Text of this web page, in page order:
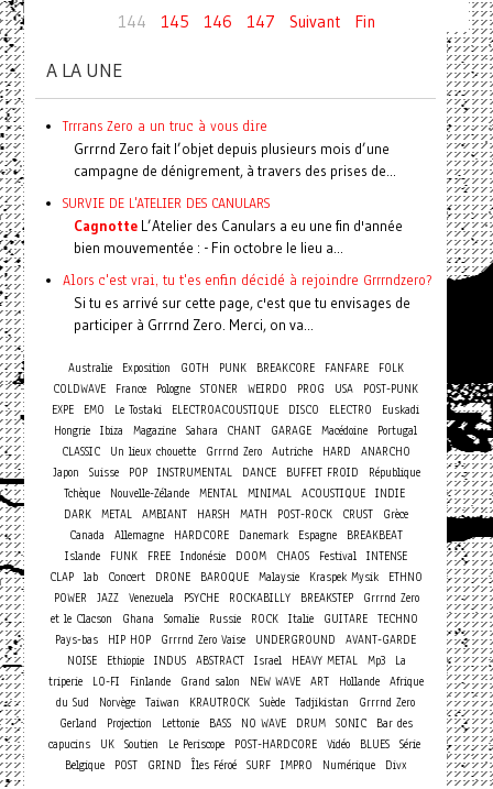
144
145 146 147 Suivant Fin
A LA UNE
Trrrans Zero a un truc à vous dire
Grrrnd Zero fait l’objet depuis plusieurs mois d’une
campagne de dénigrement, à travers des prises de...
SURVIE DE L'ATELIER DES CANULARS
CagnotteL’Atelier des Canulars a eu une fin d'année
bien mouvementée : - Fin octobre le lieu a...
Alors c'est vrai, tu t'es enfin décidé à rejoindre Grrrndzero?
Si tu es arrivé sur cette page, c'est que tu envisages de
participer à Grrrnd Zero. Merci, on va...
Australie Exposition GOTH PUNK BREAKCORE FANFARE
FOLK
COLDWAVE
France Pologne STONER WEIRDO PROG USA
POST-PUNK
EXPE
EMO Le Tostaki ELECTROACOUSTIQUE DISCO ELECTRO
Euskadi
Hongrie Ibiza Magazine Sahara CHANT GARAGE Macédoine
Portugal
CLASSIC
Un lieux chouette Grrrnd Zero Autriche HARD
ANARCHO
Japon
Suisse POP INSTRUMENTAL DANCE BUFFET FROID
République
Tchèque
Nouvelle-Zélande MENTAL MINIMAL ACOUSTIQUE INDIE
DARK
METAL AMBIANT HARSH MATH POST-ROCK CRUST
Grèce
Canada
Allemagne HARDCORE Danemark Espagne
BREAKBEAT
Islande
FUNK FREE Indonésie DOOM CHAOS Festival
INTENSE
CLAP
lab Concert DRONE BAROQUE Malaysie Kraspek Mysik
ETHNO
POWER
JAZZ Venezuela PSYCHE ROCKABILLY BREAKSTEP
Grrrnd Zero
et le Clacson
Ghana Somalie Russie ROCK Italie GUITARE TECHNO
Pays-bas
HIP HOP Grrrnd Zero Vaise UNDERGROUND
AVANT-GARDE
NOISE
Ethiopie INDUS ABSTRACT Israel HEAVY METAL Mp3
La
triperie
LO-FI Finlande Grand salon NEW WAVE ART Hollande
Afrique
du Sud
Norvège Taiwan KRAUTROCK Suède Tadjikistan
Grrrnd Zero
Gerland
Projection Lettonie BASS NO WAVE DRUM SONIC
Bar des
capucins
UK Soutien Le Periscope POST-HARDCORE Vidéo BLUES Série
Belgique
POST GRIND Îles Féroé SURF IMPRO Numérique Divx